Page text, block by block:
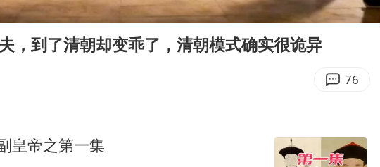
高度重视中国游客旅游体验
年小学教师减少13.19万
餐馆》 冲奖
01:52
Enter
，到了清朝却变乖了，清朝模式确实很诡异
76
皇帝之第一集